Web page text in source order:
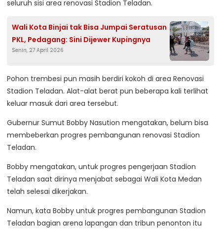
seluruh sisi area renovasi Stadion Teladan.
Wali Kota Binjai tak Bisa Jumpai Seratusan
PKL, Pedagang: Sini Dijewer Kupingnya
Senin, 27 April 2026
Pohon trembesi pun masih berdiri kokoh di area Renovasi
Stadion Teladan. Alat-alat berat pun beberapa kali terlihat
keluar masuk dari area tersebut.
Gubernur Sumut Bobby Nasution mengatakan, belum bisa
membeberkan progres pembangunan renovasi Stadion
Teladan.
Bobby mengatakan, untuk progres pengerjaan Stadion
Teladan saat dirinya menjabat sebagai Wali Kota Medan
telah selesai dikerjakan.
Namun, kata Bobby untuk progres pembangunan Stadion
Teladan bagian arena lapangan dan tribun penonton itu